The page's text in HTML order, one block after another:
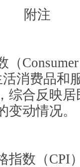
附注
Consumer
消费品和
综合反映
变动情况。
数（CPI